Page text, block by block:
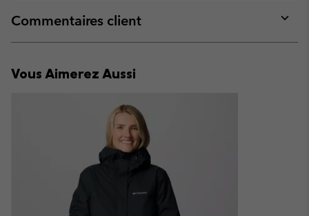
or
Commentaires client
or
Vous Aimerez Aussi